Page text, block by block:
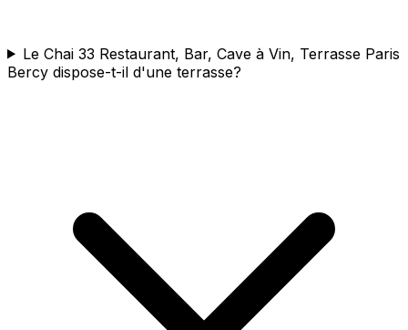
Le Chai 33 Restaurant, Bar, Cave à Vin, Terrasse Paris
Bercy dispose-t-il d'une terrasse?